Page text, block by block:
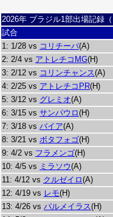
2026年 ブラジル1部出場記録
試合
1: 1/28 vs コリチーバ(A)
2: 2/4 vs アトレチコMG(H)
3: 2/12 vs コリンチャンス(A)
4: 2/25 vs アトレチコPR(H)
5: 3/12 vs グレミオ(A)
6: 3/15 vs サンパウロ(H)
7: 3/18 vs バイア(A)
8: 3/21 vs ボタフォゴ(H)
9: 4/2 vs フラメンゴ(H)
10: 4/5 vs ミラソウ(A)
11: 4/12 vs クルゼイロ(A)
12: 4/19 vs レモ(H)
13: 4/26 vs パルメイラス(H)